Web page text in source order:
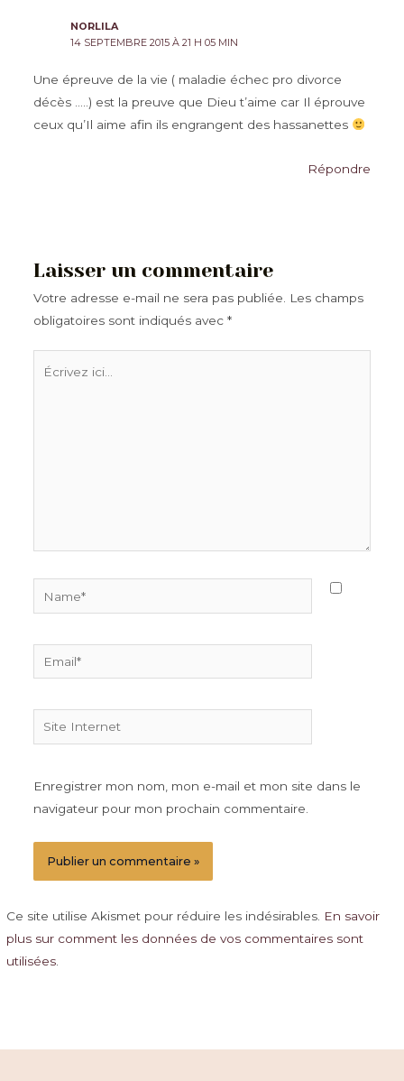
NORLILA
14 SEPTEMBRE 2015 À 21 H 05 MIN
Une épreuve de la vie ( maladie échec pro divorce
décès …..) est la preuve que Dieu t’aime car Il éprouve
ceux qu’Il aime afin ils engrangent des hassanettes
Répondre
Laisser un commentaire
Votre adresse e-mail ne sera pas publiée.
Les champs
obligatoires sont indiqués avec *
Site
Internet
Enregistrer mon nom, mon e-mail et mon site dans le
navigateur pour mon prochain commentaire.
Ce site utilise Akismet pour réduire les indésirables. En savoir
plus sur comment les données de vos commentaires sont
utilisées